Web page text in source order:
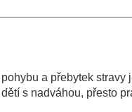
a přebytek stravy
s nadváhou, přesto